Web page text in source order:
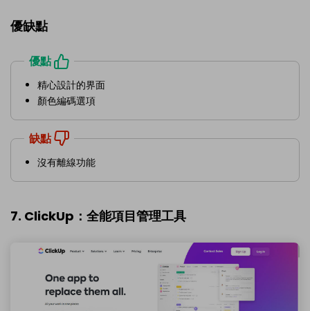
優缺點
優點
精心設計的界面
顏色編碼選項
缺點
沒有離線功能
7. ClickUp：全能項目管理工具